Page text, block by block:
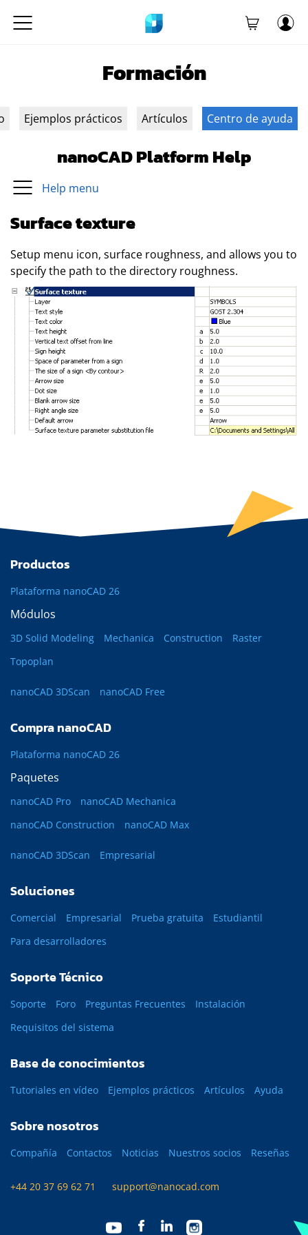
Formación
Ejemplos prácticos Artículos Centro de ayuda
nanoCAD Platform Help
Help menu
Surface texture
Setup menu icon, surface roughness, and allows you to
specify the path to the directory roughness.
Productos
Plataforma nanoCAD 26
Módulos
3D Solid Modeling Mechanica Construction
Raster
Topoplan
nanoCAD 3DScan nanoCAD Free
Compra nanoCAD
Plataforma nanoCAD 26
Paquetes
nanoCAD Pro
nanoCAD Mechanica
nanoCAD Construction
nanoCAD Max
nanoCAD 3DScan Empresarial
Soluciones
Comercial Empresarial Prueba gratuita
Estudiantil
Para desarrolladores
Soporte Técnico
Soporte Foro Preguntas Frecuentes
Instalación
Requisitos del sistema
Base de conocimientos
Tutoriales en vídeo Ejemplos prácticos Artículos Ayuda
Sobre nosotros
Compañía Contactos Noticias Nuestros socios Reseñas
+44 20 37 69 62 71 support@nanocad.com